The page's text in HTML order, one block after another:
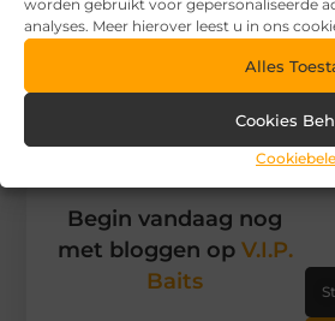
worden gebruikt voor gepersonaliseerde
analyses. Meer hierover leest u in ons
Alles
Cookies
X
(Twitter)
Facebook
DEEL DIT:
Begin vandaag nog
met bloggen op V.I.P.
Baits